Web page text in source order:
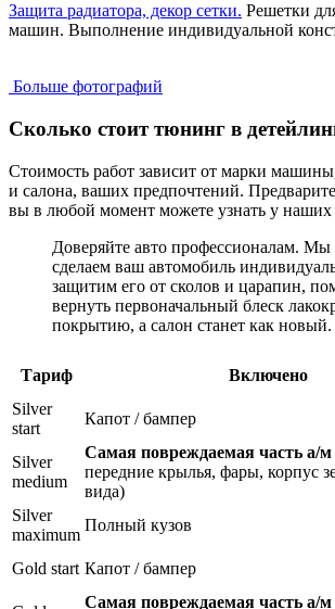
Защита радиатора, декор сетки. Решетки
машин. Выполнение индивидуальной
Больше фотографий
Сколько стоит тюнинг в
Стоимость работ зависит от марки
и салона, ваших предпочтений.
вы в любой момент можете узнать у наших
Доверяйте авто профессионалам. Мы
сделаем ваш автомобиль
защитим его от сколов и царапин,
вернуть первоначальный блеск
покрытию, а салон станет как новый.
Тариф Включено
Silver
start
Капот / бампер
Silver
medium
Самая повреждаемая часть а/м
передние крылья, фары, корпус
вида)
Silver
maximum
Полный кузов
Gold start Капот / бампер
Самая повреждаемая часть а/м